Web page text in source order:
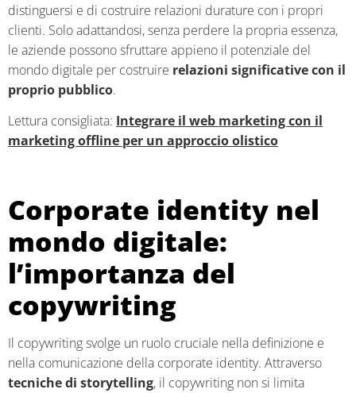
distinguersi e di costruire relazioni durature con i propri
clienti. Solo adattandosi, senza perdere la propria essenza,
le aziende possono sfruttare appieno il potenziale del
mondo digitale per costruire relazioni significative con il
proprio pubblico.
Lettura consigliata: Integrare il web marketing con il
marketing offline per un approccio olistico
Corporate identity nel
mondo digitale:
l’importanza del
copywriting
Il copywriting svolge un ruolo cruciale nella definizione e
nella comunicazione della corporate identity. Attraverso
tecniche di storytelling, il copywriting non si limita